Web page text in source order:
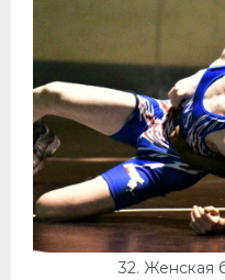
32. Женская